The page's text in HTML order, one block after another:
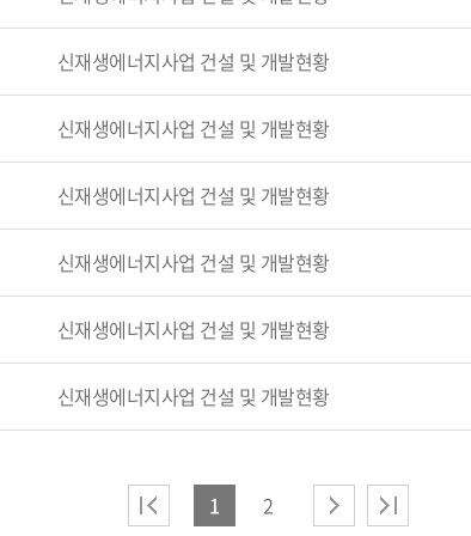
신재생에너지사업 건설 및 개발현황
신재생에너지사업 건설 및 개발현황
신재생에너지사업 건설 및 개발현황
신재생에너지사업 건설 및 개발현황
신재생에너지사업 건설 및 개발현황
신재생에너지사업 건설 및 개발현황
1 2